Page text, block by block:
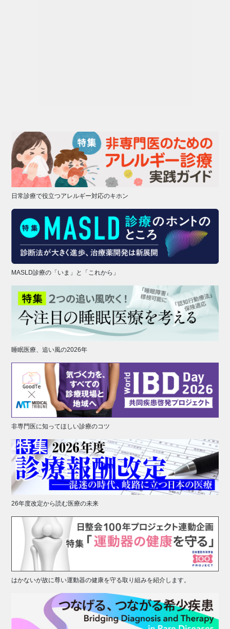
日常診療で役立つアレルギー対応のキホン
MASLD診療の「いま」と「これから」
睡眠医療、追い風の2026年
非専門医に知ってほしい診療のコツ
26年度改定から読む医療の未来
はかないが故に尊い運動器の健康を守る取り組みを紹介します。